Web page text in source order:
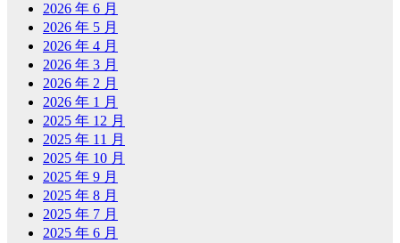
2026 年 6 月
2026 年 5 月
2026 年 4 月
2026 年 3 月
2026 年 2 月
2026 年 1 月
2025 年 12 月
2025 年 11 月
2025 年 10 月
2025 年 9 月
2025 年 8 月
2025 年 7 月
2025 年 6 月